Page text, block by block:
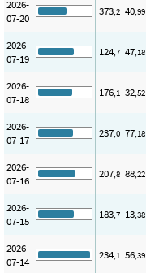
2026-
07-20
373,2 40,99
2026-
07-19
124,7 47,18
2026-
07-18
176,1 32,52
2026-
07-17
237,0 77,18
2026-
07-16
207,8 88,22
2026-
07-15
183,7 13,38
2026-
07-14
234,1 56,39